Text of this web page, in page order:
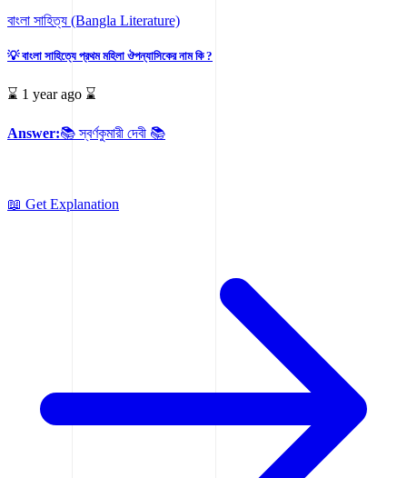
বাংলা সাহিত্য (Bangla Literature)
💡 বাংলা সাহিত্যে প্রথম মহিলা ঔপন্যাসিকের নাম কি ?
⌛ 1 year ago ⌛
Answer:📚 স্বর্ণকুমারী দেবী 📚
📖 Get Explanation